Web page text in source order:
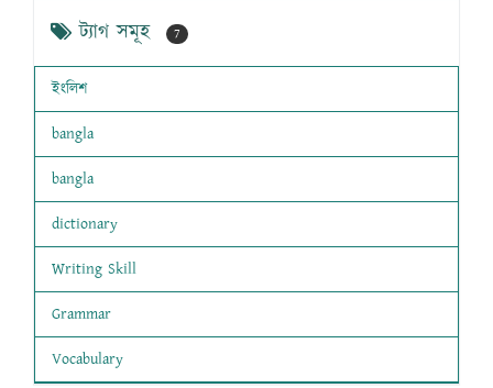
ট্যাগ সমূহ 7
ইংলিশ
bangla
bangla
dictionary
Writing Skill
Grammar
Vocabulary